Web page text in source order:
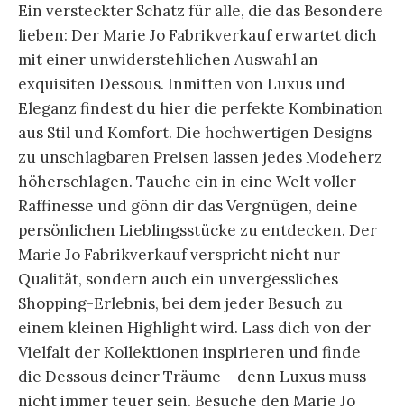
Ein versteckter Schatz für alle, die das Besondere
lieben: Der Marie Jo Fabrikverkauf erwartet dich
mit einer unwiderstehlichen Auswahl an
exquisiten Dessous. Inmitten von Luxus und
Eleganz findest du hier die perfekte Kombination
aus Stil und Komfort. Die hochwertigen Designs
zu unschlagbaren Preisen lassen jedes Modeherz
höherschlagen. Tauche ein in eine Welt voller
Raffinesse und gönn dir das Vergnügen, deine
persönlichen Lieblingsstücke zu entdecken. Der
Marie Jo Fabrikverkauf verspricht nicht nur
Qualität, sondern auch ein unvergessliches
Shopping-Erlebnis, bei dem jeder Besuch zu
einem kleinen Highlight wird. Lass dich von der
Vielfalt der Kollektionen inspirieren und finde
die Dessous deiner Träume – denn Luxus muss
nicht immer teuer sein. Besuche den Marie Jo